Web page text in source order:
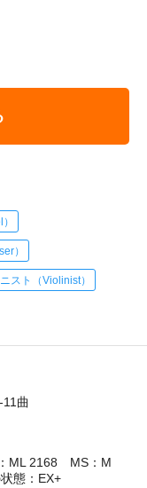
）
スト（Violinist）
曲
ML 2168 MS：M
態：EX+